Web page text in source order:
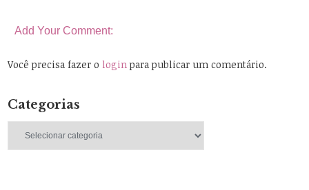
Add Your Comment:
Você precisa fazer ologin para publicar um comentário.
Categorias